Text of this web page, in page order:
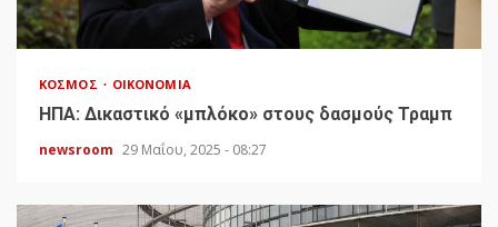
ΚΌΣΜΟΣ ΟΙΚΟΝΟΜΊΑ
HΠΑ: Δικαστικό «μπλόκο» στους δασμούς Τραμπ
newsroom 29 Μαΐου, 2025 - 08:27